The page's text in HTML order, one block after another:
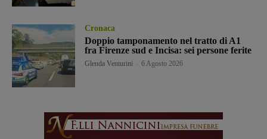
Cronaca
Doppio tamponamento nel tratto di A1
fra Firenze sud e Incisa: sei persone ferite
Glenda Venturini 6 Agosto 2026